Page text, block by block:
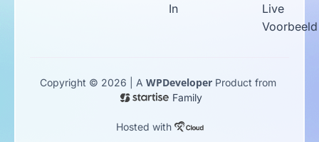
In
Live
Voorbeeld
Copyright © 2026 | A WPDeveloper Product from
Family
Hosted with